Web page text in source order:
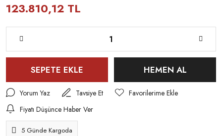
123.810,12 TL
SEPETE EKLE HEMEN AL
Yorum Yaz
Tavsiye Et
Fiyatı Düşünce Haber Ver
5 Günde Kargoda